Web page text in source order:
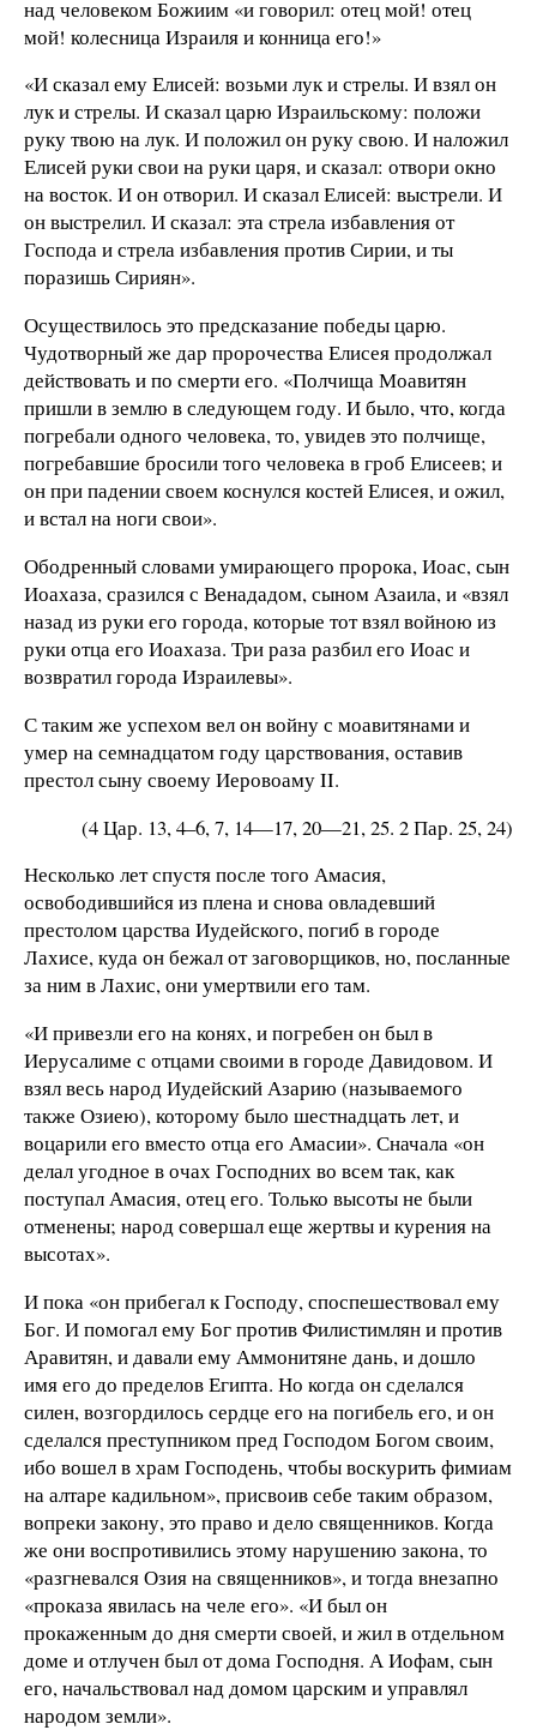
над человеком Божиим «и говорил: отец мой! отец
мой! колесница Израиля и конница его!»
«И сказал ему Елисей: возьми лук и стрелы. И взял он
лук и стрелы. И сказал царю Израильскому: положи
руку твою на лук. И положил он руку свою. И наложил
Елисей руки свои на руки царя, и сказал: отвори окно
на восток. И он отворил. И сказал Елисей: выстрели. И
он выстрелил. И сказал: эта стрела избавления от
Господа и стрела избавления против Сирии, и ты
поразишь Сириян».
Осуществилось это предсказание победы царю.
Чудотворный же дар пророчества Елисея продолжал
действовать и по смерти его. «Полчища Моавитян
пришли в землю в следующем году. И было, что, когда
погребали одного человека, то, увидев это полчище,
погребавшие бросили того человека в гроб Елисеев; и
он при падении своем коснулся костей Елисея, и ожил,
и встал на ноги свои».
Ободренный словами умирающего пророка, Иоас, сын
Иоахаза, сразился с Венададом, сыном Азаила, и «взял
назад из руки его города, которые тот взял войною из
руки отца его Иоахаза. Три раза разбил его Иоас и
возвратил города Израилевы».
С таким же успехом вел он войну с моавитянами и
умер на семнадцатом году царствования, оставив
престол сыну своему Иеровоаму II.
(4 Цар. 13, 4–6, 7, 14—17, 20—21, 25. 2 Пар. 25, 24)
Несколько лет спустя после того Амасия,
освободившийся из плена и снова овладевший
престолом царства Иудейского, погиб в городе
Лахисе, куда он бежал от заговорщиков, но, посланные
за ним в Лахис, они умертвили его там.
«И привезли его на конях, и погребен он был в
Иерусалиме с отцами своими в городе Давидовом. И
взял весь народ Иудейский Азарию (называемого
также Озиею), которому было шестнадцать лет, и
воцарили его вместо отца его Амасии». Сначала «он
делал угодное в очах Господних во всем так, как
поступал Амасия, отец его. Только высоты не были
отменены; народ совершал еще жертвы и курения на
высотах».
И пока «он прибегал к Господу, споспешествовал ему
Бог. И помогал ему Бог против Филистимлян и против
Аравитян, и давали ему Аммонитяне дань, и дошло
имя его до пределов Египта. Но когда он сделался
силен, возгордилось сердце его на погибель его, и он
сделался преступником пред Господом Богом своим,
ибо вошел в храм Господень, чтобы воскурить фимиам
на алтаре кадильном», присвоив себе таким образом,
вопреки закону, это право и дело священников. Когда
же они воспротивились этому нарушению закона, то
«разгневался Озия на священников», и тогда внезапно
«проказа явилась на челе его». «И был он
прокаженным до дня смерти своей, и жил в отдельном
доме и отлучен был от дома Господня. А Иофам, сын
его, начальствовал над домом царским и управлял
народом земли».